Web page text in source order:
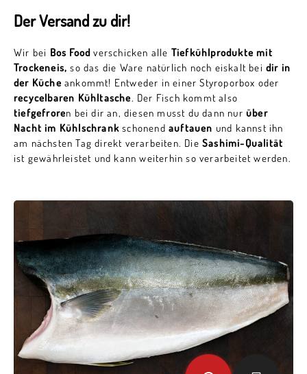
Der Versand zu dir!
Wir bei Bos Foodverschicken alle Tiefkühlprodukte mit
Trockeneis, so das die Ware natürlich noch eiskalt beidir in
der Küche ankommt! Entweder in einer Styroporbox oder
recycelbaren Kühltasche. Der Fisch kommt also
tiefgefroren bei dir an, diesen musst du dann nurüber
Nacht im Kühlschrank schonend auftauen und kannst ihn
am nächsten Tag direkt verarbeiten. Die Sashimi-Qualität
ist gewährleistet und kann weiterhin so verarbeitet werden.